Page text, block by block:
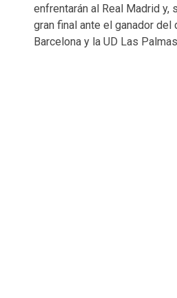
enfrentarán al Real Madrid y,
gran final ante el ganador del
Barcelona y la UD Las